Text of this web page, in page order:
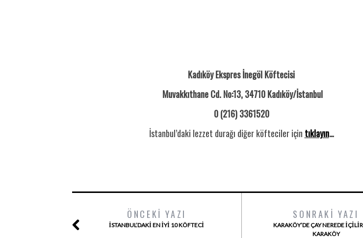
Kadıköy Ekspres İnegöl Köftecisi
Muvakkıthane Cd. No:13, 34710 Kadıköy/İstanbul
0 (216) 3361520
İstanbul’daki lezzet durağı diğer köfteciler için tıklayın…
ÖNCEKI YAZI
İSTANBUL’DAKI EN İYI 10 KÖFTECI
SONRAKI YAZI
KARAKÖY’DE ÇAY NEREDE
KARAKÖY